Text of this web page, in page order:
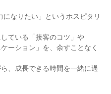
になりたい」というホスピタリ
ている「接客のコツ」や
ーション」を、余すことなく
、成長できる時間を一緒に過